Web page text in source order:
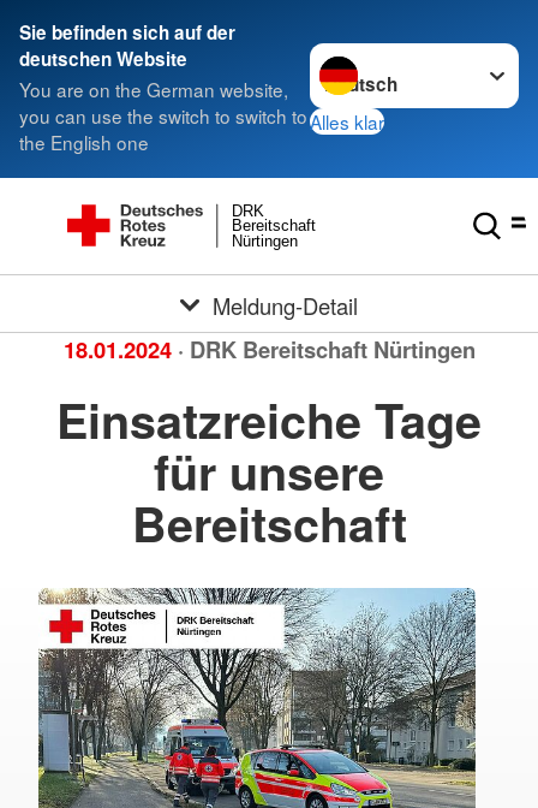
Sie befinden sich auf der
deutschen Website
You are on the German website,
you can use the switch to switch to
the English one
Sprache wechseln zu
Alles klar
Nürtingen
Bereitschaft
DRK
Meldung-Detail
18.01.2024 · DRK Bereitschaft Nürtingen
Einsatzreiche Tage
für unsere
Bereitschaft